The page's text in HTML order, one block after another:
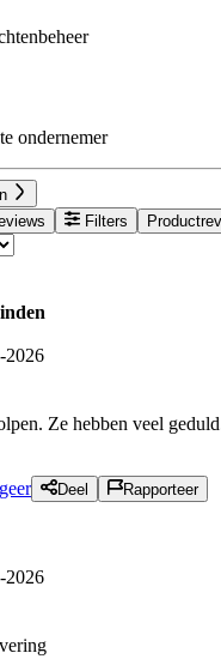
ondernemer
Filters
2026
Ze hebben veel
Deel Rapporteer
2026